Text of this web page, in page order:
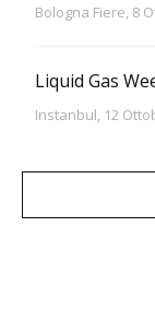
Bologna Fiere, 8
Liquid Gas
Instanbul, 12